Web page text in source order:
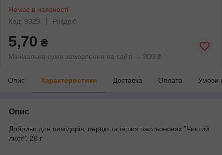
Немає в наявності
Код: 9329
Роздріб
5,70 ₴
Мінімальна сума замовлення на сайті — 800 ₴
Опис Характеристики Доставка Оплата Умови
Опис
Добриво для помідорів, перцю та інших пасльонових "Чистий
лист", 20 г